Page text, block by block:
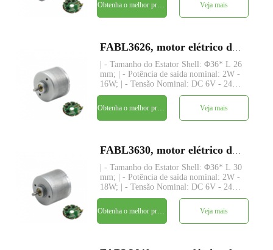
comprimento personalizado; | - Driver:
driver embutido com 3 senso
Veja mais
| - Tamanho do Estator Shell: Φ36* L 26
mm; | - Potência de saída nominal: 2W -
16W; | - Tensão Nominal: DC 6V - 24V; |
- Torque Nominal: até 98 gf-cm; | - Eixo:
Φ3.175mm (ou 4.0mm), comprimento
personalizado; | - Driver: driver embutido
com 3 sensor
Veja mais
| - Tamanho do Estator Shell: Φ36* L 30
mm; | - Potência de saída nominal: 2W -
18W; | - Tensão Nominal: DC 6V - 24V; |
- Torque Nominal: até 210 gf-cm; | -
Eixo: Φ3.175mm (ou 4.0mm),
comprimento personalizado; | - Driver:
driver embutido com 3 senso
Veja mais